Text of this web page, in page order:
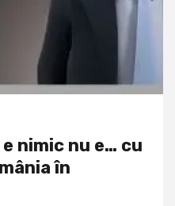
nimic nu e… cu
în